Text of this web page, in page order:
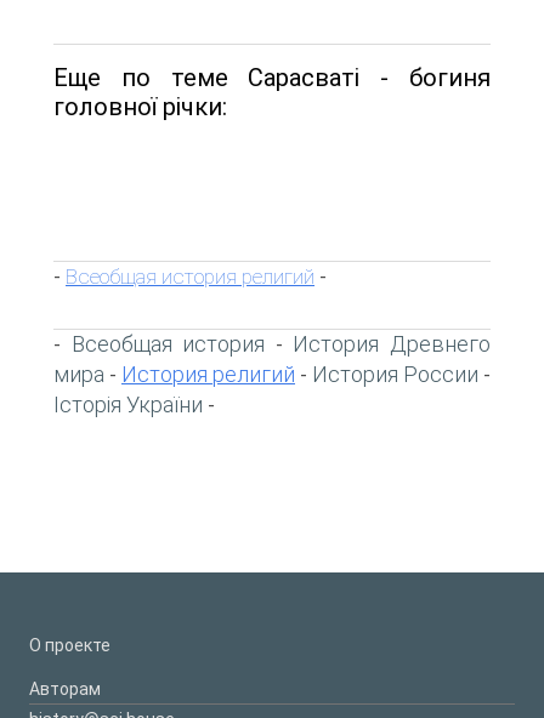
Еще по теме Сарасваті - богиня
головної річки:
- Всеобщая история религий -
- Всеобщая история - История Древнего
мира - История религий - История России -
Історія України -
О проекте
Авторам